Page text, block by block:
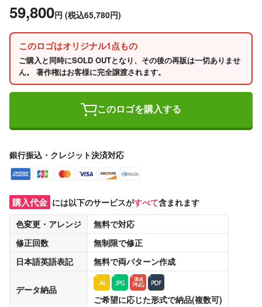
59,800円 (税込65,780円)
このロゴはオリジナル1点もの
ご購入と同時にSOLD OUTとなり、その後の再販は一切ありませ
ん。 著作権はお客様に完全譲渡されます。
このロゴを購入する
銀行振込・クレジット決済対応
購入代金 には以下のサービスがすべて含まれます
色変更・アレンジ
無料で対応
修正回数
無制限で修正
日本語英語表記
無料で両パターン作成
データ納品
ご希望に応じた形式で納品(複数可)